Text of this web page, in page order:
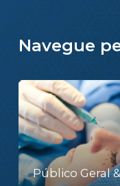
Navegue
Público Geral